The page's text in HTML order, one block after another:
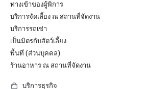
ทางเข้าของผู้พิการ
บริการจัดเลี้ยง ณ สถานที่จัดงาน
บริการรถเช่า
เป็นมิตรกับสัตว์เลี้ยง
พื้นที่ (ส่วนบุคคล)
ร้านอาหาร ณ สถานที่จัดงาน
บริการธุรกิจ